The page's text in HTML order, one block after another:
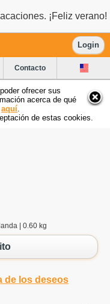
¡Feliz verano!
Login
Contacto
ofrecer sus
acerca de qué
aquí
de estas cookies.
| 0.60 kg
de los deseos